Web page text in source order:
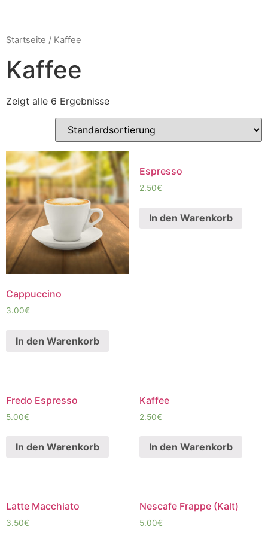
Startseite / Kaffee
Kaffee
Zeigt alle 6 Ergebnisse
Cappuccino
3.00€
In den Warenkorb
Espresso
2.50€
In den Warenkorb
Fredo Espresso
5.00€
In den Warenkorb
Kaffee
2.50€
In den Warenkorb
Latte Macchiato
3.50€
Nescafe Frappe (Kalt)
5.00€